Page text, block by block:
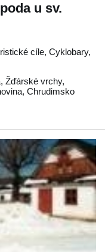
u sv.
cíle, Cyklobary,
, Žďárské vrchy,
, Chrudimsko